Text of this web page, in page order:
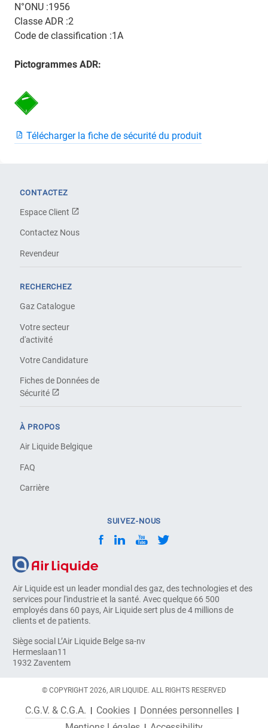
N°ONU :1956
Classe ADR :2
Code de classification :1A
Pictogrammes ADR:
Télécharger la fiche de sécurité du produit
Air Liquide est un leader mondial des gaz, des technologies et des
services pour l'industrie et la santé. Avec quelque 66 500
employés dans 60 pays, Air Liquide sert plus de 4 millions de
clients et de patients.
Siège social L’Air Liquide Belge sa-nv
Hermeslaan11
1932 Zaventem
CONTACTEZ
Espace Client
Contactez Nous
Revendeur
RECHERCHEZ
Gaz Catalogue
Votre secteur
d'activité
Votre Candidature
Fiches de Données de
Sécurité
À PROPOS
Air Liquide Belgique
FAQ
Carrière
SUIVEZ-NOUS
© COPYRIGHT 2026, AIR LIQUIDE. ALL RIGHTS RESERVED
C.G.V. & C.G.A. Cookies
Données personnelles